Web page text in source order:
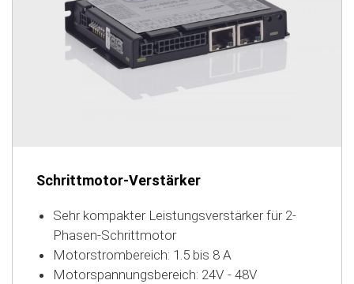
Schrittmotor-Verstärker
Sehr kompakter Leistungsverstärker für 2-
Phasen-Schrittmotor
Motorstrombereich: 1.5 bis 8 A
Motorspannungsbereich: 24V - 48V